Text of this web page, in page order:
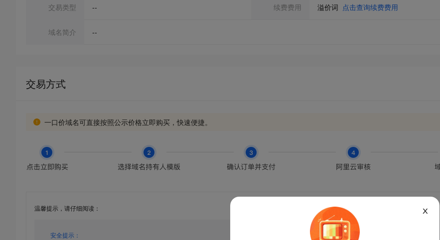
交易类型 -- 续费费用 溢价词 点击查询续费费用
域名简介 --
交易方式
一口价域名可直接按照公示价格立即购买，快速便捷。
温馨提示，请仔细阅读：
安全提示：
X